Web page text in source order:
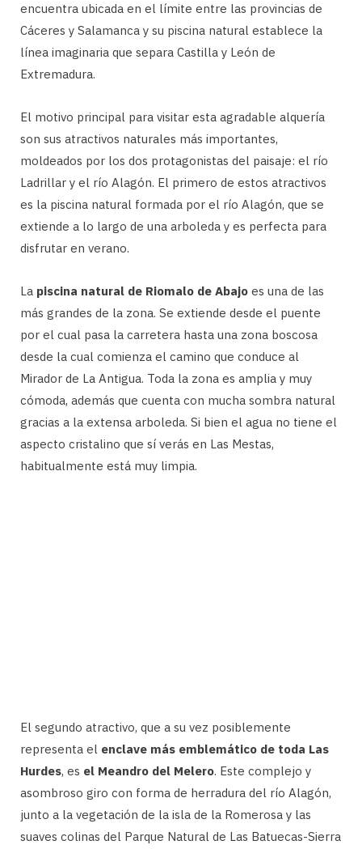
encuentra ubicada en el límite entre las provincias de
Cáceres y Salamanca y su piscina natural establece la
línea imaginaria que separa Castilla y León de
Extremadura.
El motivo principal para visitar esta agradable alquería
son sus atractivos naturales más importantes,
moldeados por los dos protagonistas del paisaje: el río
Ladrillar y el río Alagón. El primero de estos atractivos
es la piscina natural formada por el río Alagón, que se
extiende a lo largo de una arboleda y es perfecta para
disfrutar en verano.
La piscina natural de Riomalo de Abajo es una de las
más grandes de la zona. Se extiende desde el puente
por el cual pasa la carretera hasta una zona boscosa
desde la cual comienza el camino que conduce al
Mirador de La Antigua. Toda la zona es amplia y muy
cómoda, además que cuenta con mucha sombra natural
gracias a la extensa arboleda. Si bien el agua no tiene el
aspecto cristalino que sí verás en Las Mestas,
habitualmente está muy limpia.
El segundo atractivo, que a su vez posiblemente
representa el enclave más emblemático de toda Las
Hurdes, es el Meandro del Melero. Este complejo y
asombroso giro con forma de herradura del río Alagón,
junto a la vegetación de la isla de la Romerosa y las
suaves colinas del Parque Natural de Las Batuecas-Sierra